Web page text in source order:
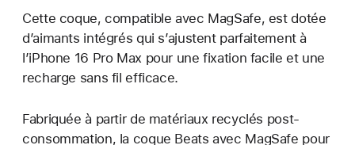
Cette coque, compatible avec MagSafe, est dotée
d’aimants intégrés qui s’ajustent parfaitement à
l’iPhone 16 Pro Max pour une fixation facile et une
recharge sans fil efficace.
Fabriquée à partir de matériaux recyclés post-
consommation, la coque Beats avec MagSafe pour